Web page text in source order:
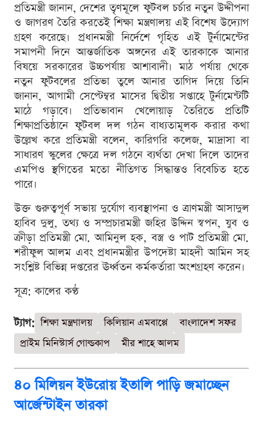
প্রতিমন্ত্রী জানান, দেশের তৃণমূলে ফুটবল চর্চার নতুন উদ্দীপনা
ও জাগরণ তৈরি করতেই শিক্ষা মন্ত্রণালয় এই বিশেষ উদ্যোগ
গ্রহণ করেছে। প্রধানমন্ত্রী নির্দেশে গৃহিত এই টুর্নামেন্টের
সমাপনী দিনে আন্তর্জাতিক অঙ্গনের এই তারকাকে আনার
বিষয়ে সরকারের উচ্চপর্যায় আশাবাদী। মাঠ পর্যায় থেকে
নতুন ফুটবলের প্রতিভা তুলে আনার তাগিদ দিয়ে তিনি
জানান, আগামী সেপ্টেম্বর মাসের দ্বিতীয় সপ্তাহে টুর্নামেন্টটি
মাঠে গড়াবে। প্রতিভাবান খেলোয়াড় তৈরিতে প্রতিটি
শিক্ষাপ্রতিষ্ঠানে ফুটবল দল গঠন বাধ্যতামূলক করার কথা
উল্লেখ করে প্রতিমন্ত্রী বলেন, কারিগরি কলেজ, মাদ্রাসা বা
সাধারণ স্কুলের ক্ষেত্রে দল গঠনে ব্যর্থতা দেখা দিলে তাদের
এমপিও স্থগিতের মতো নীতিগত সিদ্ধান্তও বিবেচিত হতে
পারে।
উক্ত গুরুত্বপূর্ণ সভায় দুর্যোগ ব্যবস্থাপনা ও ত্রাণমন্ত্রী আসাদুল
হাবিব দুলু, তথ্য ও সম্প্রচারমন্ত্রী জহির উদ্দিন স্বপন, যুব ও
ক্রীড়া প্রতিমন্ত্রী মো. আমিনুল হক, বস্ত্র ও পাট প্রতিমন্ত্রী মো.
শরীফুল আলম এবং প্রধানমন্ত্রীর উপদেষ্টা মাহদী আমিন সহ
সংশ্লিষ্ট বিভিন্ন দপ্তরের ঊর্ধ্বতন কর্মকর্তারা অংশগ্রহণ করেন।
সূত্র: কালের কণ্ঠ
ট্যাগ: শিক্ষা মন্ত্রণালয় কিলিয়ান এমবাপ্পে
বাংলাদেশ সফর
প্রাইম মিনিস্টার্স গোল্ডকাপ
মীর শাহে আলম
৪০ মিলিয়ন ইউরোয় ইতালি পাড়ি জমাচ্ছেন
আর্জেন্টাইন তারকা